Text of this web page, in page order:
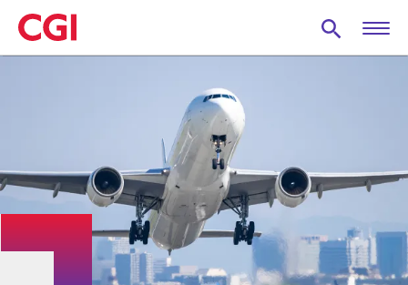
Skip
to
main